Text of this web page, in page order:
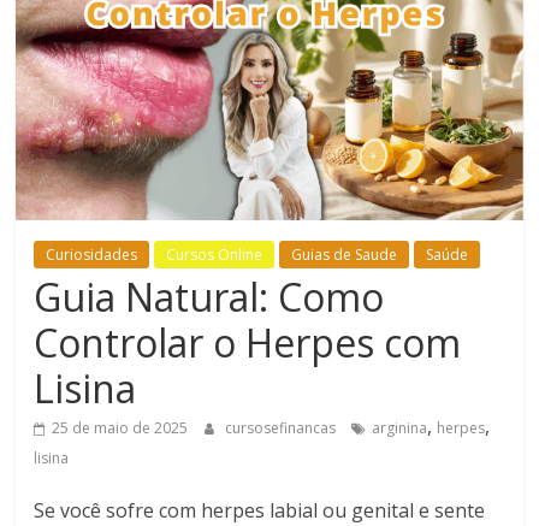
Estar
Curiosidades Cursos Online Guias de Saude Saúde
Guia Natural: Como
Controlar o Herpes com
Lisina
25 de maio de 2025 cursosefinancas arginina, herpes,
lisina
Se você sofre com herpes labial ou genital e sente